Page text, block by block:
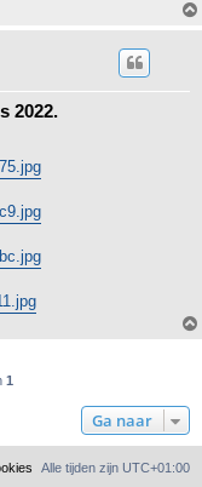
2022.
1
Ga naar
Alle tijden zijn UTC+01:00